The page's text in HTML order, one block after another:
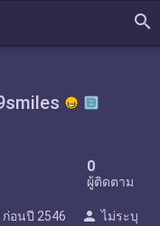
search
0
ผู้ติดตาม
ก่อนปี 2546 person ไม่ระบุ